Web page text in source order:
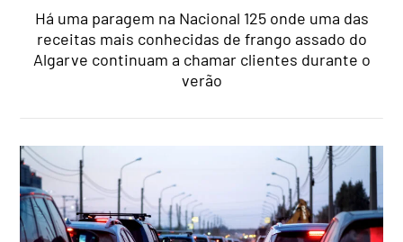
Há uma paragem na Nacional 125 onde uma das
receitas mais conhecidas de frango assado do
Algarve continuam a chamar clientes durante o
verão